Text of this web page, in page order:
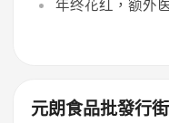
年终花红，额外
元朗食品批發行